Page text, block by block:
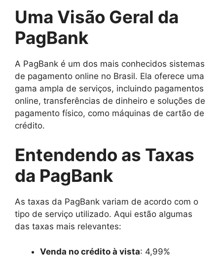
Uma Visão Geral da
PagBank
A PagBank é um dos mais conhecidos sistemas
de pagamento online no Brasil. Ela oferece uma
gama ampla de serviços, incluindo pagamentos
online, transferências de dinheiro e soluções de
pagamento físico, como máquinas de cartão de
crédito.
Entendendo as Taxas
da PagBank
As taxas da PagBank variam de acordo com o
tipo de serviço utilizado. Aqui estão algumas
das taxas mais relevantes:
Venda no crédito à vista: 4,99%